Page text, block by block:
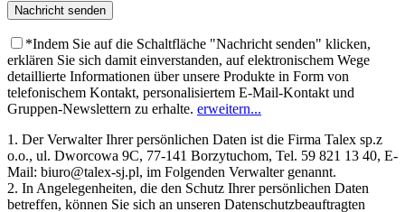
*Indem Sie auf die Schaltfläche "Nachricht senden" klicken,
erklären Sie sich damit einverstanden, auf elektronischem Wege
detaillierte Informationen über unsere Produkte in Form von
telefonischem Kontakt, personalisiertem E-Mail-Kontakt und
Gruppen-Newslettern zu erhalte. erweitern...
1. Der Verwalter Ihrer persönlichen Daten ist die Firma Talex sp.z
o.o., ul. Dworcowa 9C, 77-141 Borzytuchom, Tel. 59 821 13 40, E-
Mail: biuro@talex-sj.pl, im Folgenden Verwalter genannt.
2. In Angelegenheiten, die den Schutz Ihrer persönlichen Daten
betreffen, können Sie sich an unseren Datenschutzbeauftragten